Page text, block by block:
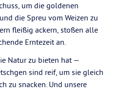
um die goldenen
die Spreu vom Weizen zu
fleißig ackern, stoßen alle
Erntezeit an.
Natur zu bieten hat —
sind reif, um sie gleich
zu snacken. Und unsere